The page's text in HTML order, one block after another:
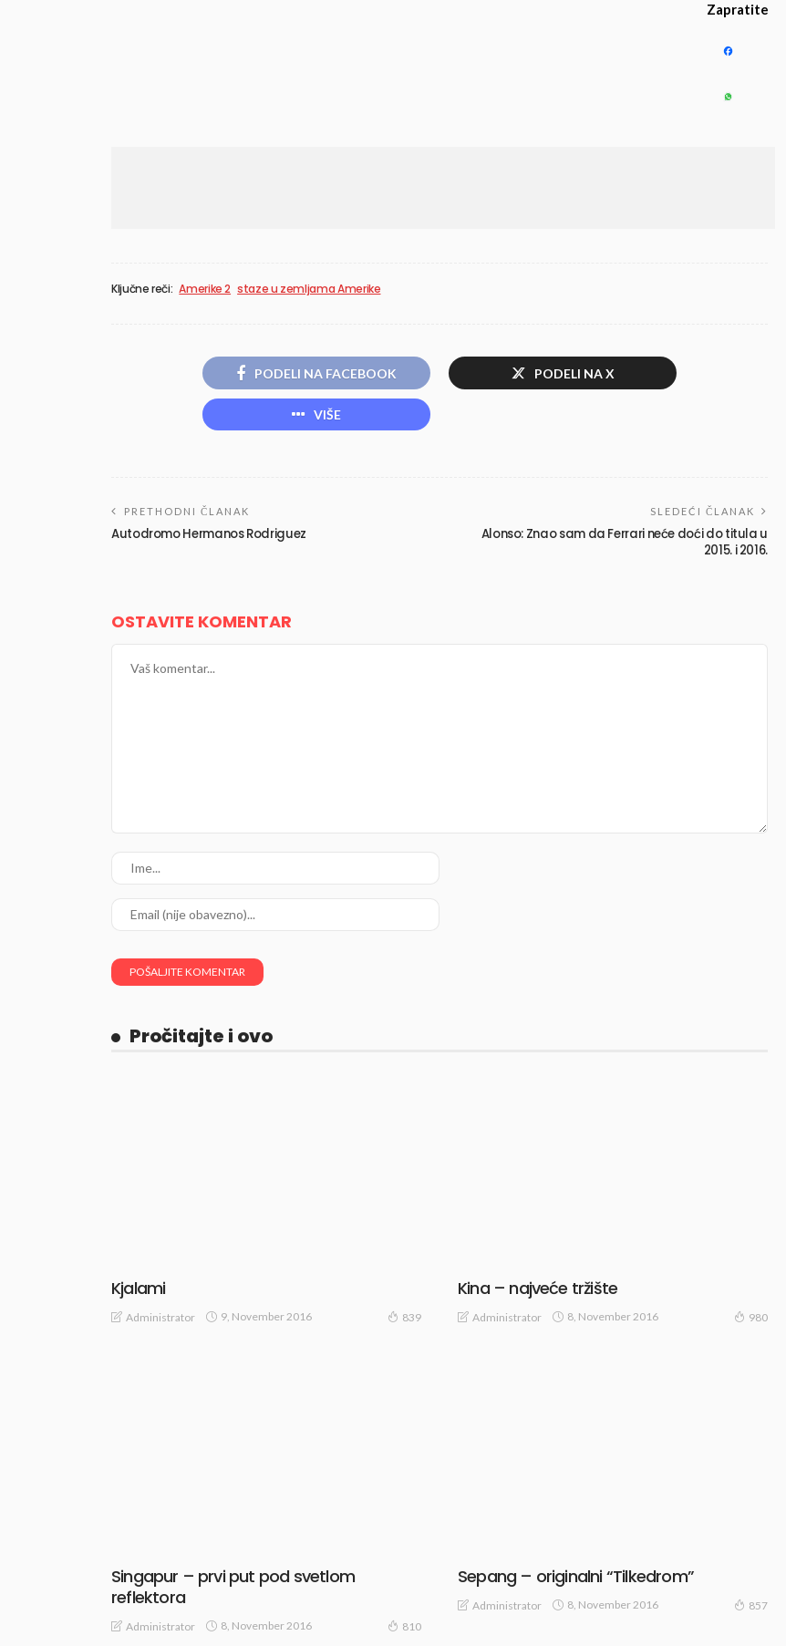
Zapratite nas
Ključne reči: Amerike 2 staze u zemljama Amerike
PODELI NA FACEBOOK PODELI NA X
VIŠE
PRETHODNI ČLANAK
Autodromo Hermanos Rodriguez
SLEDEĆI ČLANAK
Alonso: Znao sam da Ferrari neće doći do titula u
2015. i 2016.
OSTAVITE KOMENTAR
Pročitajte i ovo
Kjalami
Administrator 9, November 2016 839
Kina – najveće tržište
Administrator 8, November 2016 980
Singapur – prvi put pod svetlom
reflektora
Administrator 8, November 2016 810
Sepang – originalni “Tilkedrom”
Administrator 8, November 2016 857